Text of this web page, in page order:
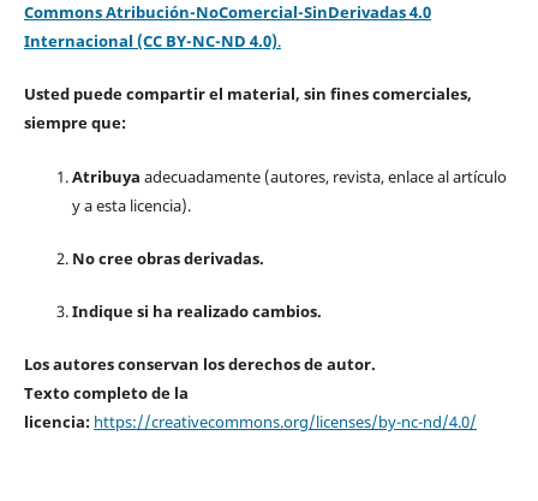
Commons Atribución-NoComercial-SinDerivadas 4.0
Internacional (CC BY-NC-ND 4.0).
Usted puede compartir el material, sin fines comerciales,
siempre que:
Atribuya adecuadamente (autores, revista, enlace al artículo
y a esta licencia).
No cree obras derivadas.
Indique si ha realizado cambios.
Los autores conservan los derechos de autor.
Texto completo de la
licencia: https://creativecommons.org/licenses/by-nc-nd/4.0/